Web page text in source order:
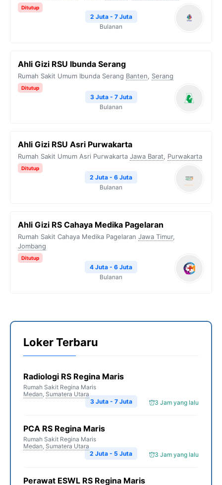
Ditutup
2 Juta - 7 Juta
Bulanan
Ahli Gizi RSU Ibunda Serang
Rumah Sakit Umum Ibunda Serang Banten, Serang
Ditutup
3 Juta - 7 Juta
Bulanan
Ahli Gizi RSU Asri Purwakarta
Rumah Sakit Umum Asri Purwakarta Jawa Barat, Purwakarta
Ditutup
2 Juta - 6 Juta
Bulanan
Ahli Gizi RS Cahaya Medika Pagelaran
Rumah Sakit Cahaya Medika Pagelaran Jawa Timur,
Jombang
Ditutup
4 Juta - 6 Juta
Bulanan
Loker Terbaru
Radiologi RS Regina Maris
Rumah Sakit Regina Maris
Medan, Sumatera Utara
3 Jam yang lalu
3 Juta - 7 Juta
PCA RS Regina Maris
Rumah Sakit Regina Maris
Medan, Sumatera Utara
3 Jam yang lalu
2 Juta - 5 Juta
Perawat ESWL RS Regina Maris